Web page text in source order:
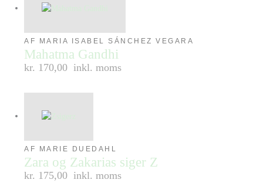
AF MARIA ISABEL SÁNCHEZ VEGARA
Mahatma Gandhi
kr. 170,00 inkl. moms
AF MARIE DUEDAHL
Zara og Zakarias siger Z
kr. 175,00 inkl. moms